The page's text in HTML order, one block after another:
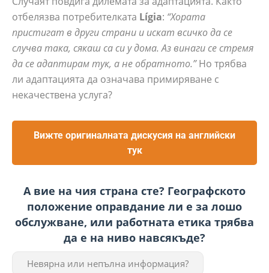
отбелязва потребителката Lígia: “Хората
пристигат в други страни и искат всичко да се
случва така, сякаш са си у дома. Аз винаги се стремя
да се адаптирам тук, а не обратното.”Но трябва
ли адаптацията да означава примиряване с
некачествена услуга?
Вижте оригиналната дискусия на английски
тук
А вие на чия страна сте? Географското
положение оправдание ли е за лошо
обслужване, или работната етика трябва
да е на ниво навсякъде?
Невярна или непълна информация?